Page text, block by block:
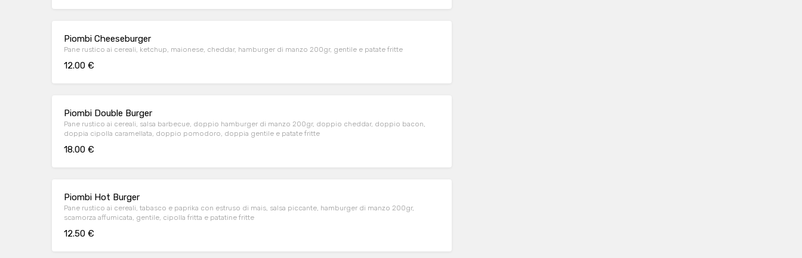
Piombi Cheeseburger
Pane rustico ai cereali, ketchup, maionese, cheddar, hamburger di manzo 200gr, gentile e patate fritte
12.00 €
Piombi Double Burger
Pane rustico ai cereali, salsa barbecue, doppio hamburger di manzo 200gr, doppio cheddar, doppio bacon,
doppia cipolla caramellata, doppio pomodoro, doppia gentile e patate fritte
18.00 €
Piombi Hot Burger
Pane rustico ai cereali, tabasco e paprika con estruso di mais, salsa piccante, hamburger di manzo 200gr,
scamorza affumicata, gentile, cipolla fritta e patatine fritte
12.50 €